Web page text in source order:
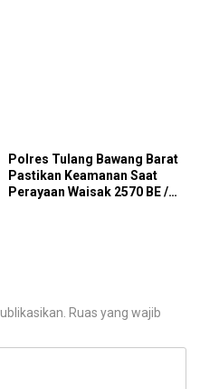
Polres Tulang Bawang Barat
Pastikan Keamanan Saat
Perayaan Waisak 2570 BE /
Ruas yang wajib